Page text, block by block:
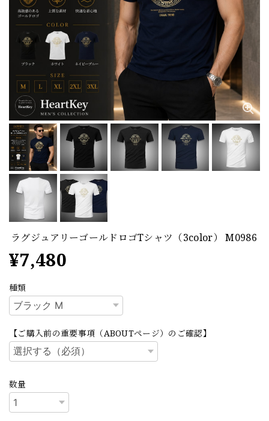
ラグジュアリーゴールドロゴTシャツ（3color） M0986
¥7,480
種類
【ご購入前の重要事項（ABOUTページ）のご確認】
数量